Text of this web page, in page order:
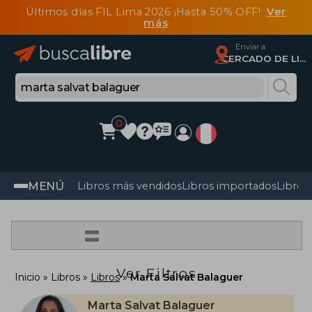
Últimos días FIL Lima 2026 ¡Hasta 50% OFF!Ver
más
Enviar a
CERCADO DE LIMA, Lima
0
MENÚ Libros más vendidosLibros importadosLibros
=
Ver Filtros
Inicio Libros Libros Marta Salvat Balaguer
Marta Salvat Balaguer